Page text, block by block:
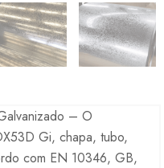
– O
Gi, chapa, tubo,
com EN 10346, GB,